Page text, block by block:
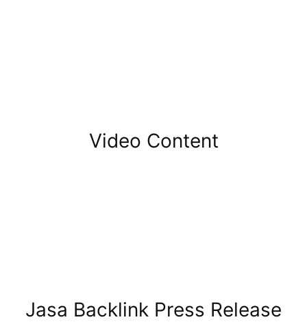
Video Content
Jasa Backlink Press Release